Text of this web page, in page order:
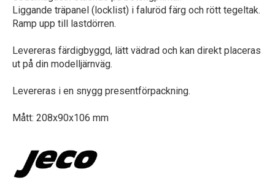
Liggande träpanel (locklist) i faluröd färg och rött tegeltak.
Ramp upp till lastdörren.
Levereras färdigbyggd, lätt vädrad och kan direkt placeras
ut på din modelljärnväg.
Levereras i en snygg presentförpackning.
Mått: 208x90x106 mm